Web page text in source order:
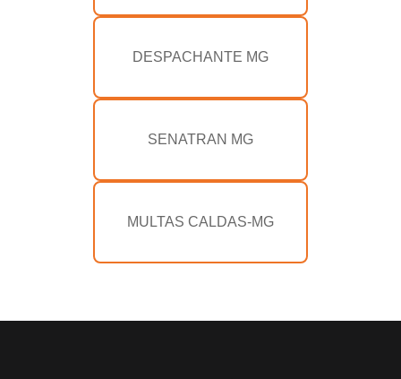
DESPACHANTE MG
SENATRAN MG
MULTAS CALDAS-MG